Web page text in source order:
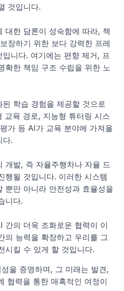
것입니다.
대한 담론이 성숙함에 따라, 책
장하기 위한 보다 강력한 프레
입니다. 여기에는 편향 제거, 프
확한 책임 구조 수립을 위한 노
학습 경험을 제공할 것으로
교육 경로, 지능형 튜터링 시스
가 등 AI가 교육 분야에 가져올
다.
개발, 즉 자율주행차나 자율 드
행될 것입니다. 이러한 시스템
뿐만 아니라 안전성과 효율성을
니다.
간의 더욱 조화로운 협력이 이
의 능력을 확장하고 우리를 그
시킬 수 있게 할 것입니다.
을 증명하며, 그 미래는 발견,
협력을 통한 매혹적인 여정이